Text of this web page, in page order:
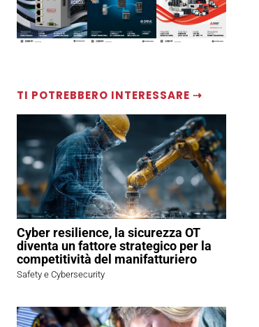
TI POTREBBERO INTERESSARE ⇢
Cyber resilience, la sicurezza OT
diventa un fattore strategico per la
competitività del manifatturiero
Safety e Cybersecurity